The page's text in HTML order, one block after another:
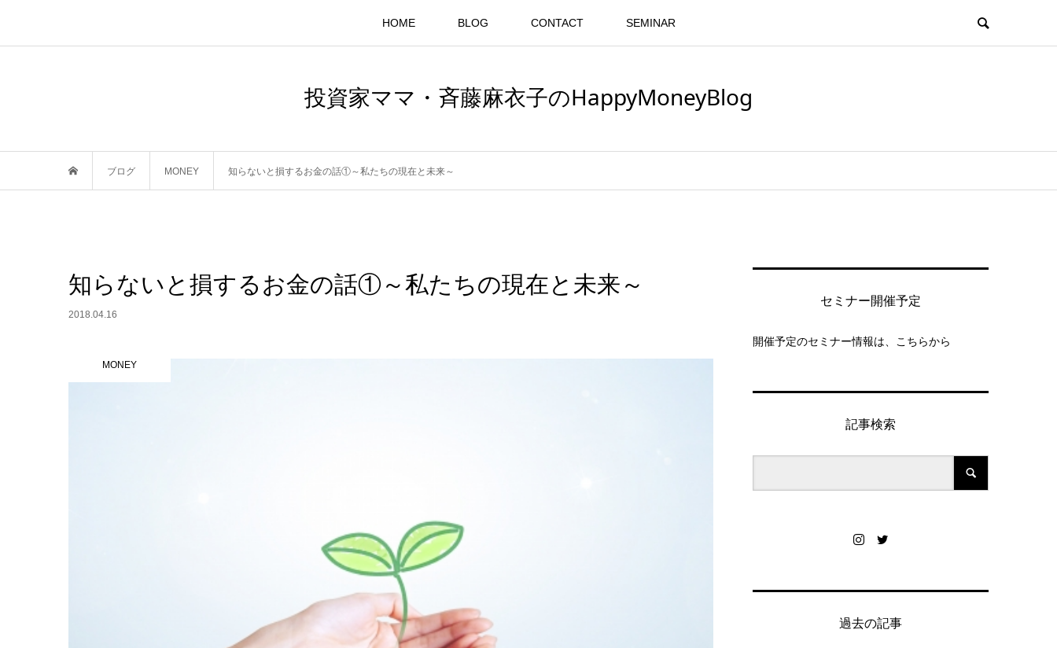
HOME BLOG CONTACT SEMINAR
投資家ママ・斉藤麻衣子のHappyMoneyBlog
ブログ MONEY 知らないと損するお金の話①～私たちの現在と未来～
知らないと損するお金の話①～私たちの現在と未来～
2018.04.16
MONEY
セミナー開催予定
開催予定のセミナー情報は、こちらから
記事検索
過去の記事